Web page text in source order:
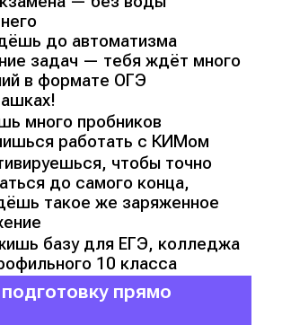
до автоматизма
задач — тебя ждёт много
в формате ОГЭ
много пробников
работать с КИМом
чтобы точно
до самого конца,
такое же заряженное
базу для ЕГЭ, колледжа
10 класса
прямо